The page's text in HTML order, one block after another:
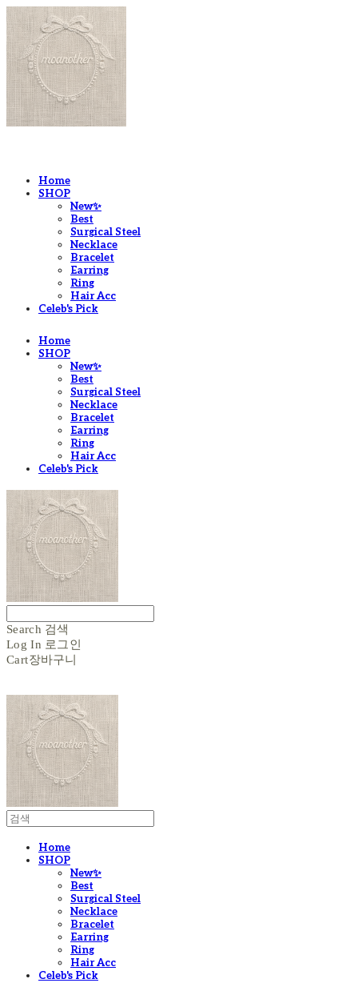
Home
SHOP
New✨
Best
Surgical Steel
Necklace
Bracelet
Earring
Ring
Hair Acc
Celeb's Pick
Home
SHOP
New✨
Best
Surgical Steel
Necklace
Bracelet
Earring
Ring
Hair Acc
Celeb's Pick
Search 검색
Log In 로그인
Cart장바구니
Home
SHOP
New✨
Best
Surgical Steel
Necklace
Bracelet
Earring
Ring
Hair Acc
Celeb's Pick